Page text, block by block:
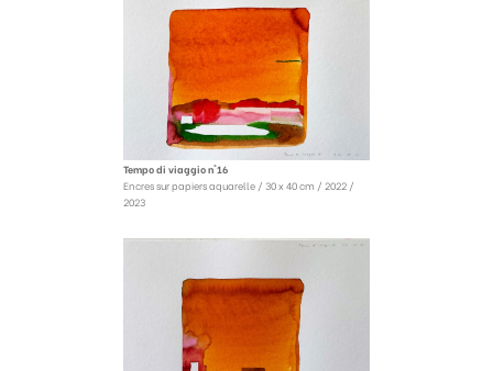
Tempo di viaggio n°16
Encres sur papiers aquarelle / 30 x 40 cm / 2022 /
2023